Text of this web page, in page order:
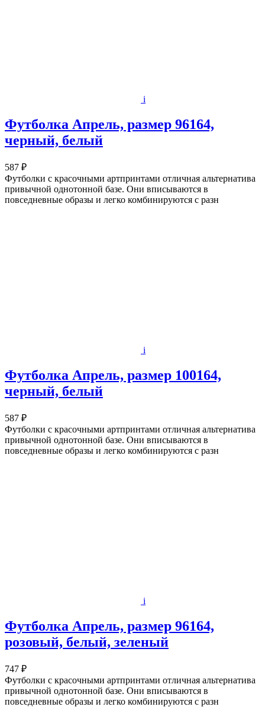
i
Футболка Апрель, размер 96164,
черный, белый
587 ₽
Футболки с красочными артпринтами отличная альтернатива
привычной однотонной базе. Они вписываются в
повседневные образы и легко комбинируются с разн
i
Футболка Апрель, размер 100164,
черный, белый
587 ₽
Футболки с красочными артпринтами отличная альтернатива
привычной однотонной базе. Они вписываются в
повседневные образы и легко комбинируются с разн
i
Футболка Апрель, размер 96164,
розовый, белый, зеленый
747 ₽
Футболки с красочными артпринтами отличная альтернатива
привычной однотонной базе. Они вписываются в
повседневные образы и легко комбинируются с разн